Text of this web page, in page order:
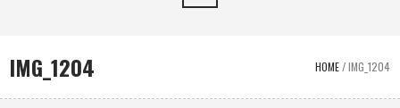
IMG_1204 HOME/IMG_1204